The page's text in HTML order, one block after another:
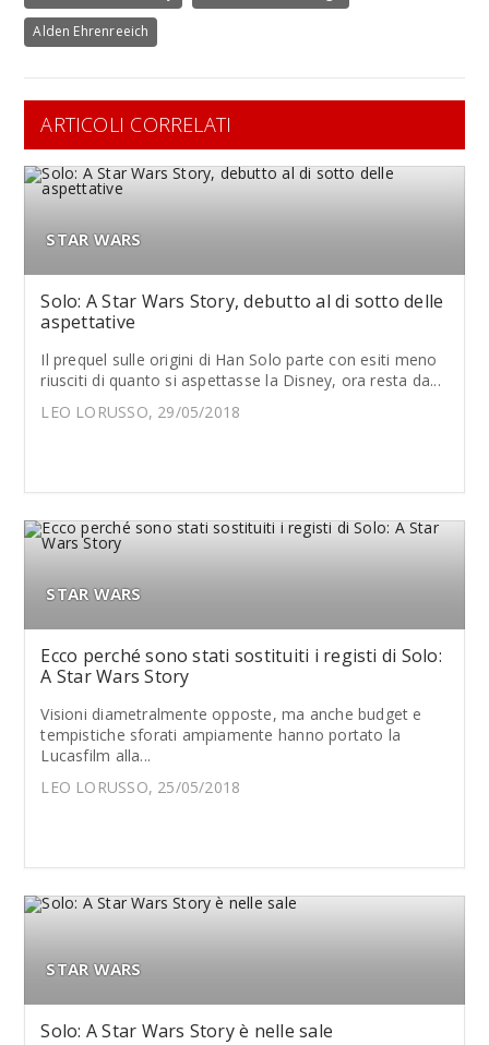
Alden Ehrenreeich
ARTICOLI CORRELATI
STAR WARS
Solo: A Star Wars Story, debutto al di sotto delle
aspettative
Il prequel sulle origini di Han Solo parte con esiti meno
riusciti di quanto si aspettasse la Disney, ora resta da...
LEO LORUSSO, 29/05/2018
STAR WARS
Ecco perché sono stati sostituiti i registi di Solo:
A Star Wars Story
Visioni diametralmente opposte, ma anche budget e
tempistiche sforati ampiamente hanno portato la
Lucasfilm alla...
LEO LORUSSO, 25/05/2018
STAR WARS
Solo: A Star Wars Story è nelle sale